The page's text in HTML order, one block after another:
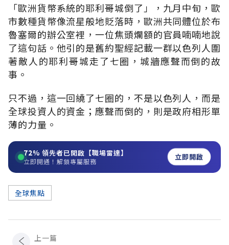
「歐洲貨幣系統的耶利哥城倒了」，九月中旬，歐
市數種貨幣像流星般地貶落時，歐洲共同體位於布
魯塞爾的辦公室裡，一位焦頭爛額的官員喃喃地說
了這句話。他引的是舊約聖經記載一群以色列人圍
著敵人的耶利哥城走了七圈，城牆應聲而倒的故
事。
只不過，這一回繞了七圈的，不是以色列人，而是
全球投資人的資金；應聲而倒的，則是政府相形單
薄的力量。
72% 領先者已開啟【職場雷達】
立即開通！解鎖專屬服務 立即開啟
全球焦點
上一篇